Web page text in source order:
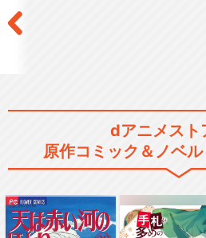
dアニメスト
原作コミック＆ノベル